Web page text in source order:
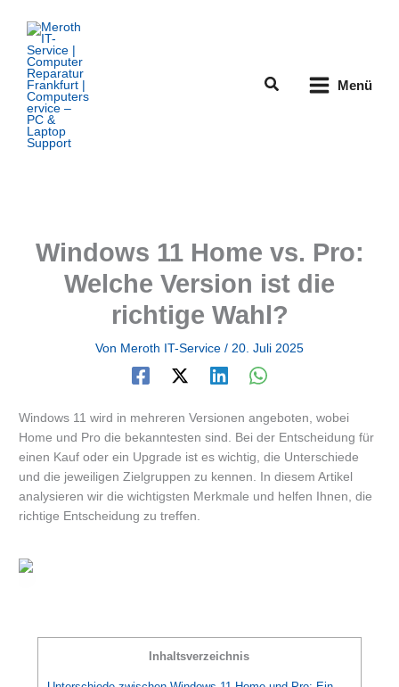
Inhalt
springen
Suchen Menü
Windows 11 Home vs. Pro:
Welche Version ist die
richtige Wahl?
Von Meroth IT-Service / 20. Juli 2025
Windows 11 wird in mehreren Versionen angeboten, wobei
Home und Pro die bekanntesten sind. Bei der Entscheidung für
einen Kauf oder ein Upgrade ist es wichtig, die Unterschiede
und die jeweiligen Zielgruppen zu kennen. In diesem Artikel
analysieren wir die wichtigsten Merkmale und helfen Ihnen, die
richtige Entscheidung zu treffen.
Inhaltsverzeichnis